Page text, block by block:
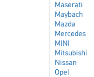
Maserati
Maybach
Mazda
Mercedes
MINI
Mitsubishi
Nissan
Opel